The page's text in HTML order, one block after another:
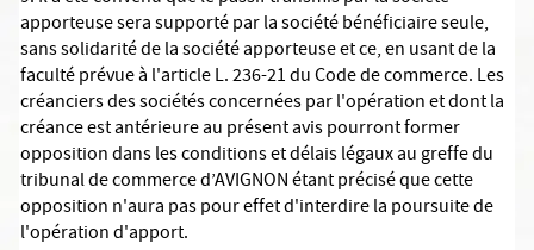
apporteuse sera supporté par la société bénéficiaire seule,
sans solidarité de la société apporteuse et ce, en usant de la
faculté prévue à l'article L. 236-21 du Code de commerce. Les
créanciers des sociétés concernées par l'opération et dont la
créance est antérieure au présent avis pourront former
opposition dans les conditions et délais légaux au greffe du
tribunal de commerce d’AVIGNON étant précisé que cette
opposition n'aura pas pour effet d'interdire la poursuite de
l'opération d'apport.